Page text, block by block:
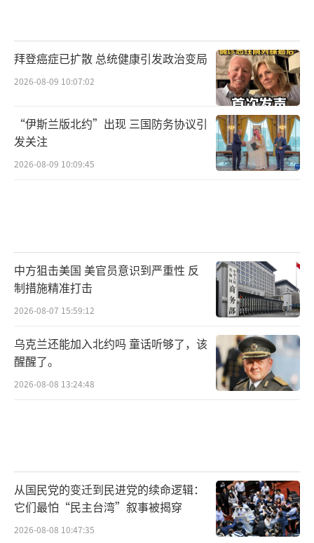
拜登癌症已扩散 总统健康引发政治变局
2026-08-09 10:07:02
“伊斯兰版北约”出现 三国防务协议引
发关注
2026-08-09 10:09:45
中方狙击美国 美官员意识到严重性 反
制措施精准打击
2026-08-07 15:59:12
乌克兰还能加入北约吗 童话听够了，该
醒醒了。
2026-08-08 13:24:48
从国民党的变迁到民进党的续命逻辑：
它们最怕“民主台湾”叙事被揭穿
2026-08-08 10:47:35